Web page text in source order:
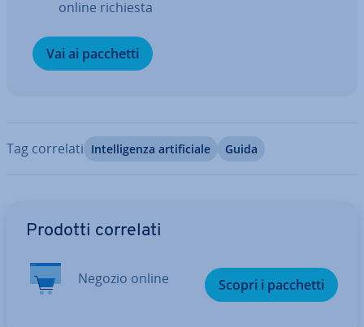
online richiesta
Vai ai pacchetti
Tag correlati In­tel­li­gen­za ar­ti­fi­cia­le Guida
Prodotti correlati
Negozio online Scopri i pacchetti